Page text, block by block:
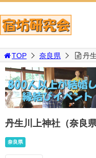
TOP 奈良県 丹
丹生川上神社（奈良
奈良県